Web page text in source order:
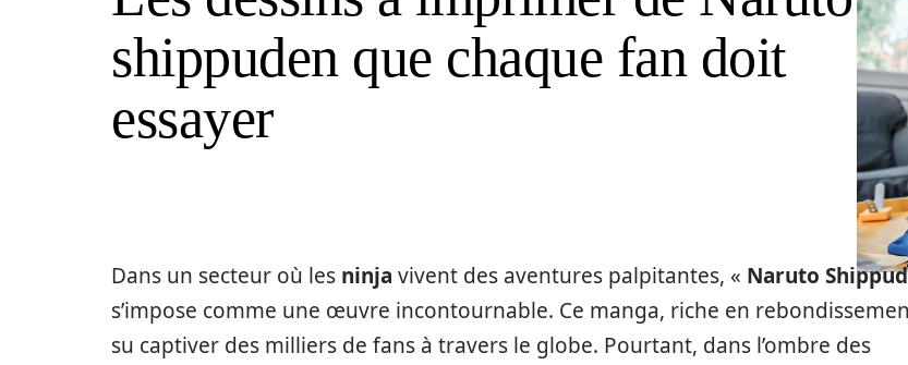
shippuden que chaque fan doit
essayer
Dans un secteur où les ninja vivent des aventures palpitantes, « Naruto
s’impose comme une œuvre incontournable. Ce manga, riche en
su captiver des milliers de fans à travers le globe. Pourtant, dans l’ombre des